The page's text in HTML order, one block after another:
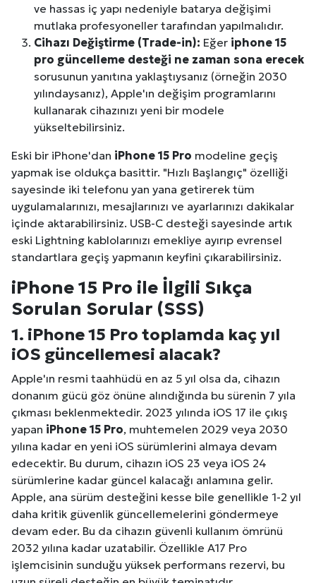
ve hassas iç yapı nedeniyle batarya değişimi
mutlaka profesyoneller tarafından yapılmalıdır.
Cihazı Değiştirme (Trade-in): Eğer iphone 15
pro güncelleme desteği ne zaman sona erecek
sorusunun yanıtına yaklaştıysanız (örneğin 2030
yılındaysanız), Apple'ın değişim programlarını
kullanarak cihazınızı yeni bir modele
yükseltebilirsiniz.
Eski bir iPhone'dan iPhone 15 Pro modeline geçiş
yapmak ise oldukça basittir. "Hızlı Başlangıç" özelliği
sayesinde iki telefonu yan yana getirerek tüm
uygulamalarınızı, mesajlarınızı ve ayarlarınızı dakikalar
içinde aktarabilirsiniz. USB-C desteği sayesinde artık
eski Lightning kablolarınızı emekliye ayırıp evrensel
standartlara geçiş yapmanın keyfini çıkarabilirsiniz.
iPhone 15 Pro ile İlgili Sıkça
Sorulan Sorular (SSS)
1. iPhone 15 Pro toplamda kaç yıl
iOS güncellemesi alacak?
Apple'ın resmi taahhüdü en az 5 yıl olsa da, cihazın
donanım gücü göz önüne alındığında bu sürenin 7 yıla
çıkması beklenmektedir. 2023 yılında iOS 17 ile çıkış
yapan iPhone 15 Pro, muhtemelen 2029 veya 2030
yılına kadar en yeni iOS sürümlerini almaya devam
edecektir. Bu durum, cihazın iOS 23 veya iOS 24
sürümlerine kadar güncel kalacağı anlamına gelir.
Apple, ana sürüm desteğini kesse bile genellikle 1-2 yıl
daha kritik güvenlik güncellemelerini göndermeye
devam eder. Bu da cihazın güvenli kullanım ömrünü
2032 yılına kadar uzatabilir. Özellikle A17 Pro
işlemcisinin sunduğu yüksek performans rezervi, bu
Site İçi (On-Page) SEO Hizmeti: Web Sitenizin